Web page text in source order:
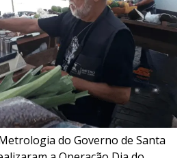
do Governo de Santa